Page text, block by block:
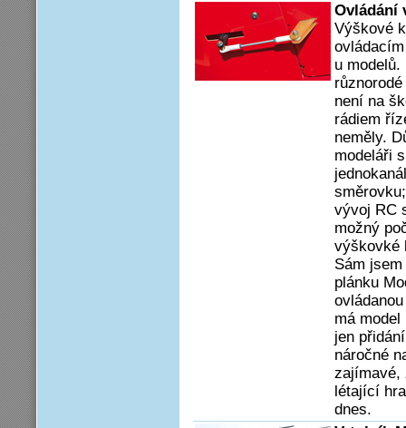
Ovládání
Výškové
u
není na
rádiem
neměly.
modeláři
vývoj RC
možný
výškovké
Sám
plánku
má
jen
náročné
zajímavé,
létající
dnes.